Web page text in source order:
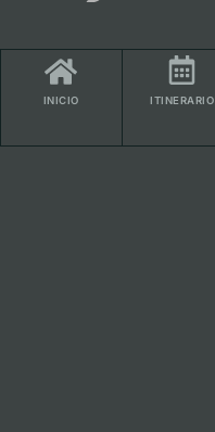
INICIO ITINERARIO